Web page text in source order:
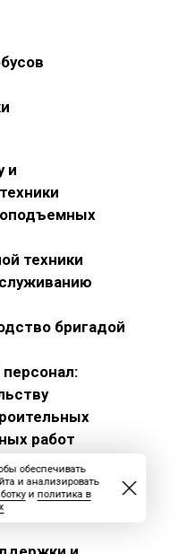
и
техники
бригадой
работ
работам
и
обеспечивать
и анализировать
и политика в